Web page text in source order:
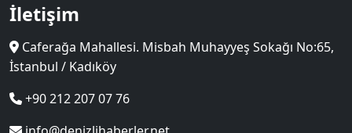
İletişim
Caferağa Mahallesi. Misbah Muhayyeş Sokağı No:65,
İstanbul / Kadıköy
+90 212 207 07 76